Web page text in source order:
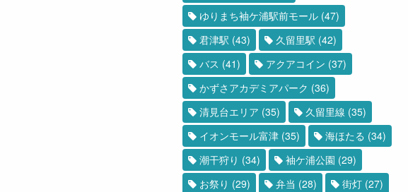
ゆりまち袖ケ浦駅前モール(47)
君津駅 (43) 久留里駅 (42)
バス (41) アクアコイン (37)
かずさアカデミアパーク (36)
清見台エリア (35) 久留里線 (35)
イオンモール富津(35) 海ほたる (34)
潮干狩り (34) 袖ケ浦公園 (29)
お祭り (29) 弁当 (28) 街灯(27)